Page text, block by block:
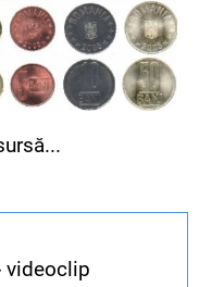
videoclip